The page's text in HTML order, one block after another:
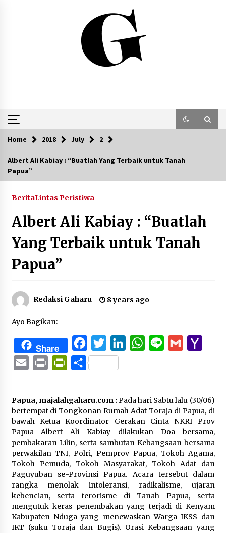
Home 2018 July 2
Albert Ali Kabiay : “Buatlah Yang Terbaik untuk Tanah
Papua”
BeritaLintas Peristiwa
Albert Ali Kabiay : “Buatlah
Yang Terbaik untuk Tanah
Papua”
Redaksi Gaharu 8 years ago
Ayo Bagikan:
Share FacebookTwitterLinkedInWhatsApp
Line Gmail
Email Print PrintFriendly
Share
Papua, majalahgaharu.com : Pada hari Sabtu lalu (30/06)
bertempat di Tongkonan Rumah Adat Toraja di Papua, di
bawah Ketua Koordinator Gerakan Cinta NKRI Prov
Papua Albert Ali Kabiay dilakukan Doa bersama,
pembakaran Lilin, serta sambutan Kebangsaan bersama
perwakilan TNI, Polri, Pemprov Papua, Tokoh Agama,
Tokoh Pemuda, Tokoh Masyarakat, Tokoh Adat dan
Paguyuban se-Provinsi Papua. Acara tersebut dalam
rangka menolak intoleransi, radikalisme, ujaran
kebencian, serta terorisme di Tanah Papua, serta
mengutuk keras penembakan yang terjadi di Kenyam
Kabupaten Nduga yang menewaskan Warga IKSS dan
IKT (suku Toraja dan Bugis). Orasi Kebangsaan yang